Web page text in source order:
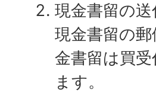
現金書留の送
現金書留の
金書留は買
ます。